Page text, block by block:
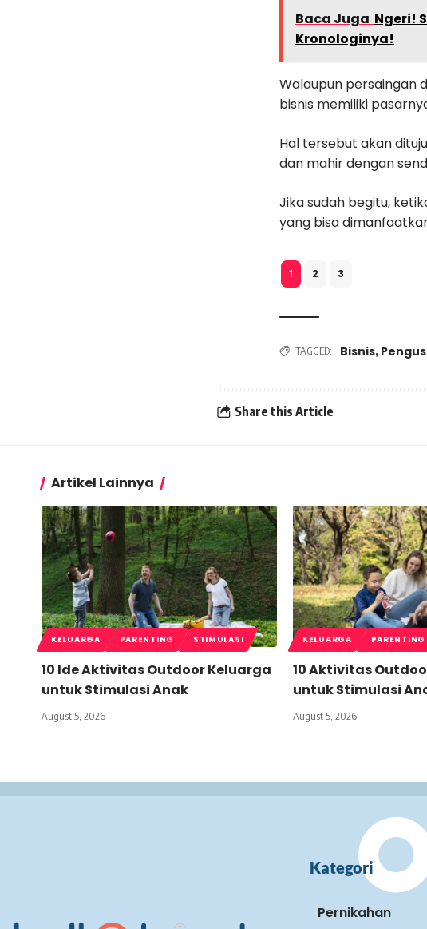
Baca Juga Ngeri!
Kronologinya!
Walaupun persaingan
bisnis memiliki
Hal tersebut akan
dan mahir dengan
Jika sudah begitu,
yang bisa
1 2 3
TAGGED: Bisnis,
Share this Article
Artikel Lainnya
KELUARGA PARENTING STIMULASI
10 Ide Aktivitas Outdoor Keluarga
untuk Stimulasi Anak
August 5, 2026
KELUARGA PARENTING
10 Aktivitas
untuk Stimulasi
August 5, 2026
Kategori
Pernikahan